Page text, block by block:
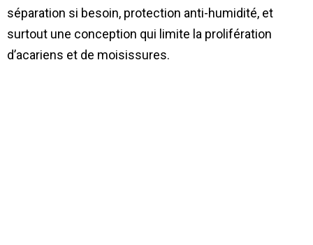
séparation si besoin, protection anti-humidité, et
surtout une conception qui limite la prolifération
d’acariens et de moisissures.